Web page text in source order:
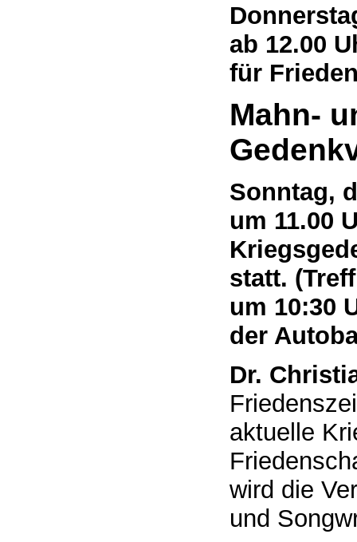
ab 12.00
für
Mahn-
Sonntag,
um 11.00
statt.
um 10:30
der
Dr.
aktuelle
wird die
und